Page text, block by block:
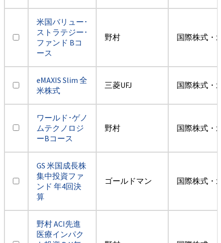
米国バリュー･
ストラテジー･
ファンド Bコ
ース
野村 国際株式・
eMAXIS Slim 全
米株式
三菱UFJ 国際株式・
ワールド･ゲノ
ムテクノロジ
ーBコース
野村 国際株式・
GS 米国成長株
集中投資ファ
ンド 年4回決
算
ゴールドマン 国際株式・
野村 ACI先進
医療インパク